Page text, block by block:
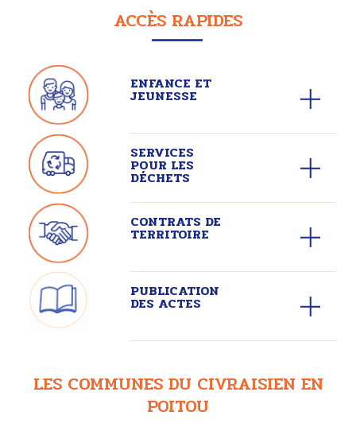
ACCÈS RAPIDES
ENFANCE ET
JEUNESSE
SERVICES
POUR LES
DÉCHETS
CONTRATS DE
TERRITOIRE
PUBLICATION
DES ACTES
LES COMMUNES DU CIVRAISIEN EN
POITOU